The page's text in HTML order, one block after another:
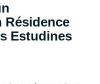
Résidence
Estudines